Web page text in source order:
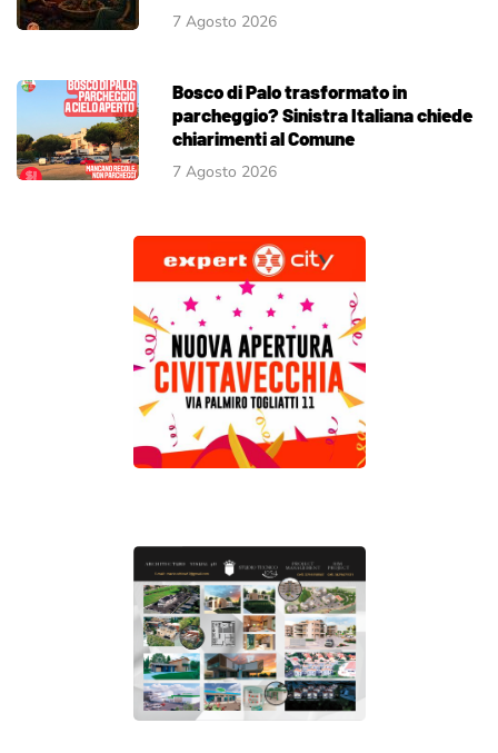
7 Agosto 2026
Bosco di Palo trasformato in
parcheggio? Sinistra Italiana chiede
chiarimenti al Comune
7 Agosto 2026